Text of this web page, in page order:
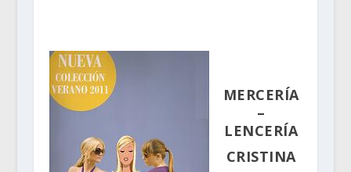
MERCERÍA
–
LENCERÍA
CRISTINA